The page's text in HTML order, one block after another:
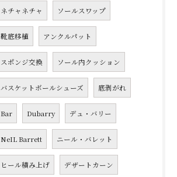
ネチャネチャ ソールスワップ
靴底移植 アンクルパット
スポンジ交換 ソール内クッション
バスケットボールシューズ 底剥がれ
Bar Dubarry デュ・バリー
NeIL Barrett ニール・バレット
ヒール積み上げ デザートカーン